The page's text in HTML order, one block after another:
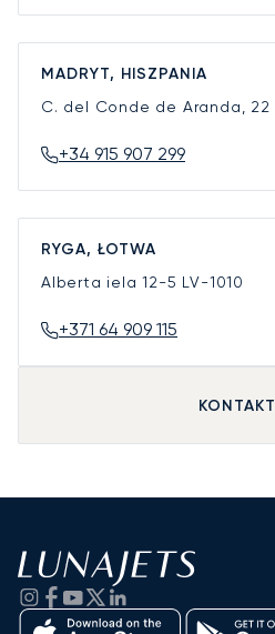
MADRYT, HISZPANIA
C. del Conde de Aranda, 22
+34 915 907 299
RYGA, ŁOTWA
Alberta iela 12-5 LV-1010
+371 64 909 115
KONTAKT